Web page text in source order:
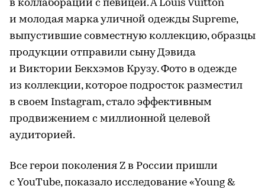
в коллаборации с певицей. А Louis Vuitton
и молодая марка уличной одежды Supreme,
выпустившие совместную коллекцию, образцы
продукции отправили сыну Дэвида
и Виктории Бекхэмов Крузу. Фото в одежде
из коллекции, которое подросток разместил
в своем Instagram, стало эффективным
продвижением с миллионной целевой
аудиторией.
Все герои поколения Z в России пришли
с YouTube, показало исследование «Young &